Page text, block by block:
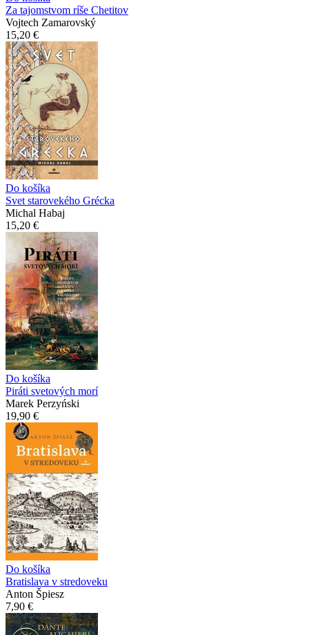
Za tajomstvom ríše Chetitov
Vojtech Zamarovský
15,20 €
Do košíka
Svet starovekého Grécka
Michal Habaj
15,20 €
Do košíka
Piráti svetových morí
Marek Perzyński
19,90 €
Do košíka
Bratislava v stredoveku
Anton Špiesz
7,90 €